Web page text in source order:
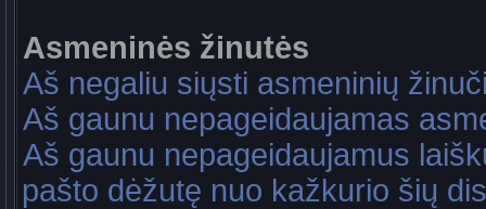
Asmeninės žinutės
Aš negaliu siųsti asmeninių
Aš gaunu nepageidaujamas
Aš gaunu nepageidaujamus
pašto dėžutę nuo kažkurio šių